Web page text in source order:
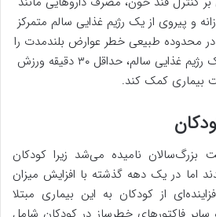
و پیروی از یک رژیم غذایی سالم متمرکز
محدوده طبیعی خطر عوارض بلندمدت را
کاهش می‌دهد. علاوه بر یک رژیم غذایی سالم، حداقل ۳۰ دقیقه ورزش
بیماری کمک کند.
دیابت بزرگ‌سالان نامیده می‌شد زیرا کودکان
اما در یک دهه گذشته با افزایش میزان
از کودکان به این بیماری مبتلا